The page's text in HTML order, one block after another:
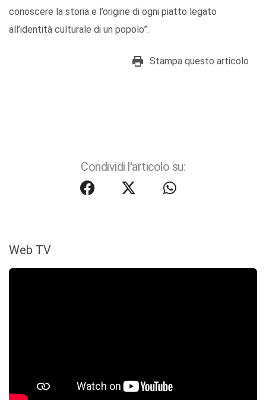
conoscere la storia e l’origine di ogni piatto legato
all’identità culturale di un popolo”.
Stampa questo articolo
Condividi l'articolo su:
Web TV